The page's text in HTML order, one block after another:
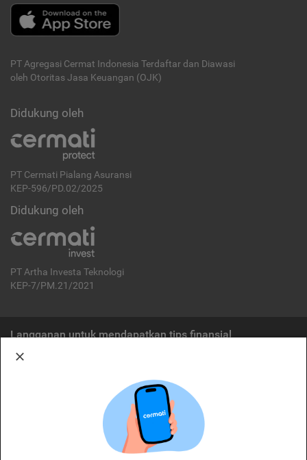
PT Agregasi Cermat Indonesia Terdaftar dan Diawasi
oleh Otoritas Jasa Keuangan (OJK)
Didukung oleh
PT Cermati Pialang Asuransi
KEP-596/PD.02/2025
Didukung oleh
PT Artha Investa Teknologi
KEP-7/PM.21/2021
Langganan untuk mendapatkan tips finansial
Cermati merupakan penyelenggara agregasi jasa keuangan yang terdaftar di
OJK. Oleh karena itu, produk dan/atau layanan jasa keuangan yang
ditawarkan bukan merupakan produk dan/atau layanan jasa keuangan yang
diterbitkan oleh Cermati dan Cermati tidak bertanggung jawab atas tuntutan